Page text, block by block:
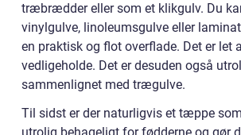
træbrædder eller som et klikgulv. Du
vinylgulve, linoleumsgulve eller
en praktisk og flot overflade. Det er let
vedligeholde. Det er desuden også
sammenlignet med trægulve.
Til sidst er der naturligvis et tæppe